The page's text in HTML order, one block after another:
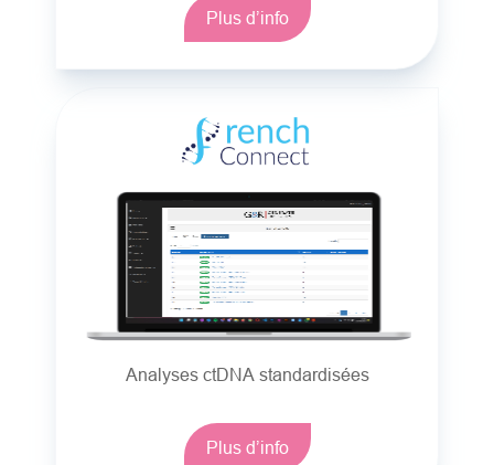
Plus d’info
Analyses ctDNA standardisées
Plus d’info